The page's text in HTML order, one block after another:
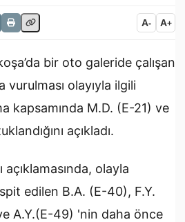
A- A+
bir oto galeride çalışan
olayıyla ilgili
kapsamında M.D. (E-21) ve
açıkladı.
açıklamasında, olayla
edilen B.A. (E-40), F.Y.
A.Y.(E-49) 'nin daha önce